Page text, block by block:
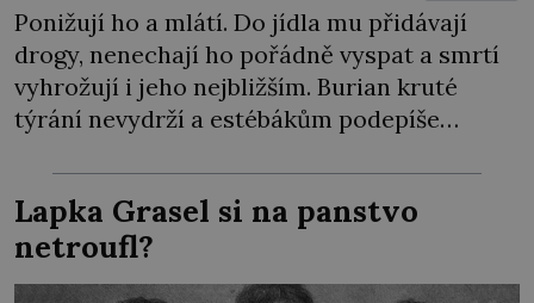
Ponižují ho a mlátí. Do jídla mu přidávají
drogy, nenechají ho pořádně vyspat a smrtí
vyhrožují i jeho nejbližším. Burian kruté
týrání nevydrží a estébákům podepíše
jim potvrdí také to, že na něj během výslechů
nikdo nevyvíjel fyzický ani psychický nátlak.
Syn brněnského řezníka chce být knězem a
[…]
Lapka Grasel si na panstvo
netroufl?